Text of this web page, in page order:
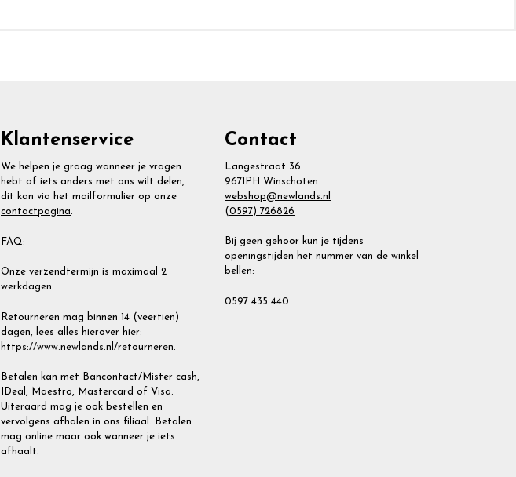
Klantenservice
We helpen je graag wanneer je vragen
hebt of iets anders met ons wilt delen,
dit kan via het mailformulier op onze
contactpagina.
FAQ:
Onze verzendtermijn is maximaal 2
werkdagen.
Retourneren mag binnen 14 (veertien)
dagen, lees alles hierover hier:
https://www.newlands.nl/retourneren.
Betalen kan met Bancontact/Mister cash,
IDeal, Maestro, Mastercard of Visa.
Uiteraard mag je ook bestellen en
vervolgens afhalen in ons filiaal. Betalen
mag online maar ook wanneer je iets
afhaalt.
Contact
Langestraat 36
9671PH Winschoten
webshop@newlands.nl
(0597) 726826
Bij geen gehoor kun je tijdens
openingstijden het nummer van de winkel
bellen:
0597 435 440